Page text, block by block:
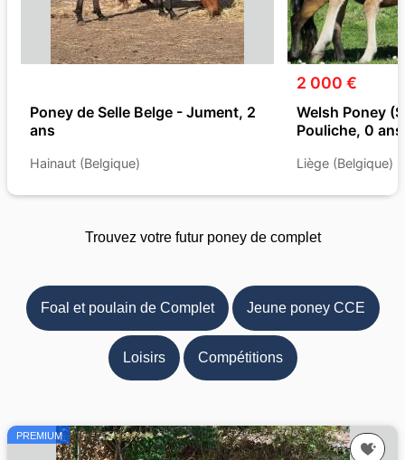
Poney de Selle Belge - Jument, 2
ans
Hainaut (Belgique)
2 000 €
Welsh Poney
Pouliche, 0 ans
Liège (Belgique)
Trouvez votre futur poney de complet
Foal et poulain de Complet Jeune poney CCE
Loisirs Compétitions
PREMIUM